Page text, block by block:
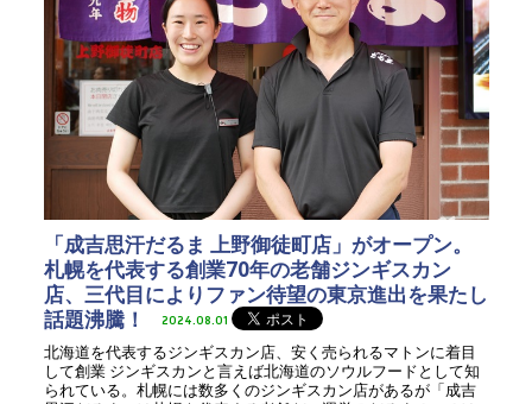
「成吉思汗だるま 上野御徒町店」がオープン。
札幌を代表する創業70年の老舗ジンギスカン
店、三代目によりファン待望の東京進出を果たし
話題沸騰！
2024.08.01
北海道を代表するジンギスカン店、安く売られるマトンに着目
して創業 ジンギスカンと言えば北海道のソウルフードとして知
られている。札幌には数多くのジンギスカン店があるが「成吉